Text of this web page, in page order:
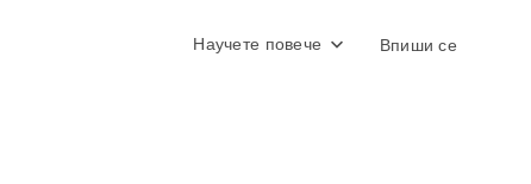
Научете повече Впиши се